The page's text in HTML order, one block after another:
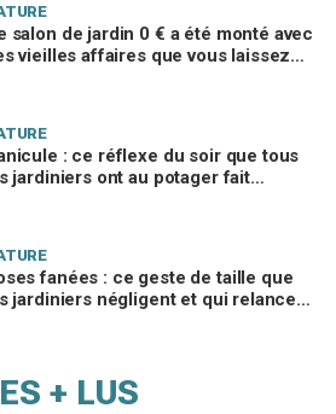
salon de jardin 0 € a été monté avec
vieilles affaires que vous laissez
: ce réflexe du soir que tous
jardiniers ont au potager fait
fanées : ce geste de taille que
jardiniers négligent et qui relance
+ LUS